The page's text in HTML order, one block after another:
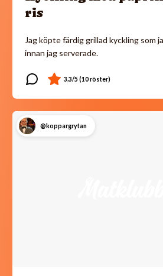
ris
Jag köpte färdig grillad kyckling som
innan jag serverade.
@koppargrytan